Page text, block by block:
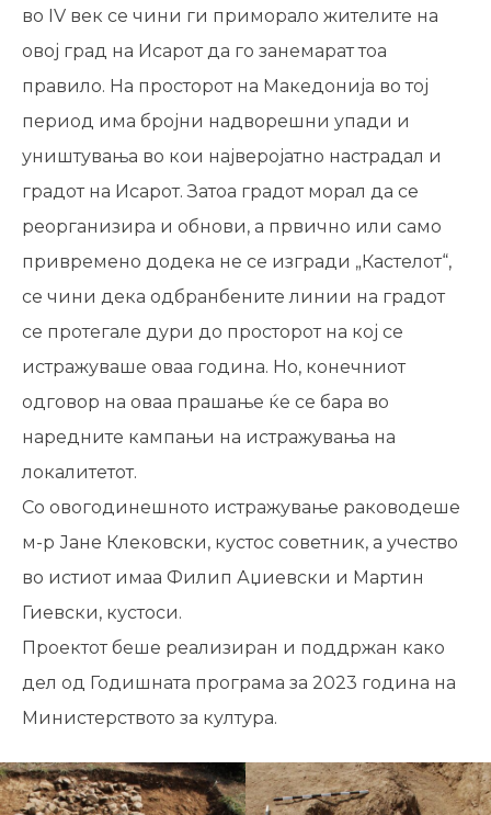
во IV век се чини ги приморало жителите на
овој град на Исарот да го занемарат тоа
правило. На просторот на Македонија во тој
период има бројни надворешни упади и
уништувања во кои најверојатно настрадал и
градот на Исарот. Затоа градот морал да се
реорганизира и обнови, а првично или само
привремено додека не се изгради „Кастелот“,
се чини дека одбранбените линии на градот
се протегале дури до просторот на кој се
истражуваше оваа година. Но, конечниот
одговор на оваа прашање ќе се бара во
наредните кампањи на истражувања на
локалитетот.
Со овогодинешното истражување раководеше
м-р Јане Клековски, кустос советник, а учество
во истиот имаа Филип Аџиевски и Мартин
Гиевски, кустоси.
Проектот беше реализиран и поддржан како
дел од Годишната програма за 2023 година на
Министерството за култура.